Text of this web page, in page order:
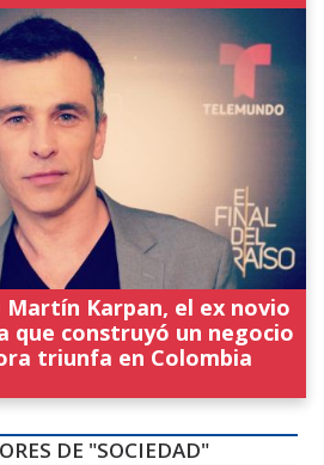
Martín Karpan, el ex novio
que construyó un negocio
triunfa en Colombia
DE "SOCIEDAD"